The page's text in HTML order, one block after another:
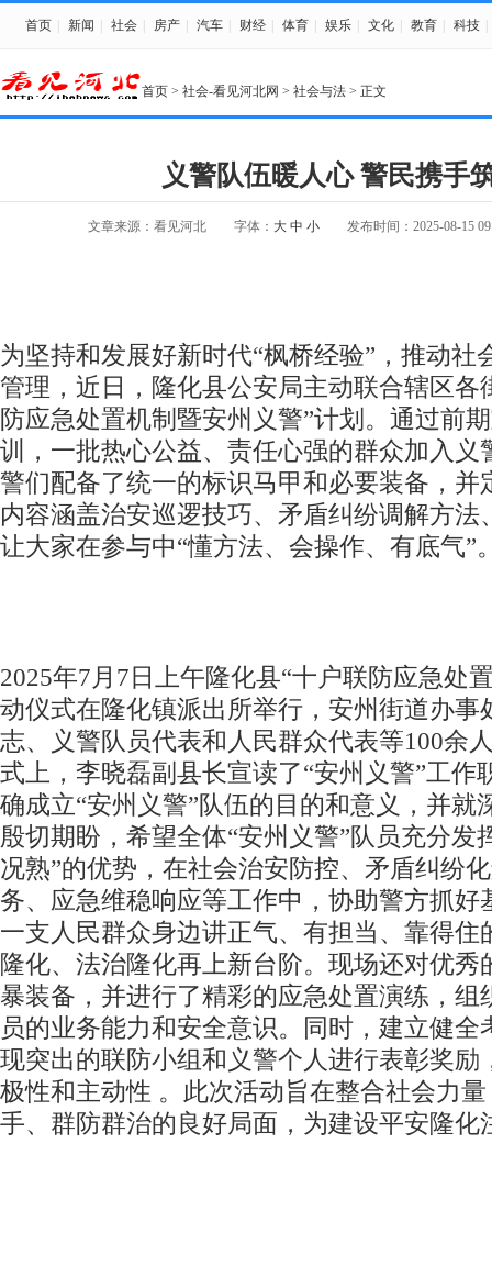
首页 新闻 社会 房产 汽车 财经 体育 娱乐 文化 教育 科技
首页 > 社会-看见河北网 > 社会与法 > 正文
义警队伍暖人心 警民携手
文章来源：看见河北 字体： 大 中 小 发布时间：2025-08-15
为坚持和发展好新时代“枫桥经验”，推动社
管理，近日，隆化县公安局主动联合辖区各
防应急处置机制暨安州义警”计划。通过前
训，一批热心公益、责任心强的群众加入义
警们配备了统一的标识马甲和必要装备，并
内容涵盖治安巡逻技巧、矛盾纠纷调解方法
让大家在参与中“懂方法、会操作、有底气”
2025年7月7日上午隆化县“十户联防应急处
动仪式在隆化镇派出所举行，安州街道办事
志、义警队员代表和人民群众代表等100余
式上，李晓磊副县长宣读了“安州义警”工作
确成立“安州义警”队伍的目的和意义，并就
殷切期盼，希望全体“安州义警”队员充分发
况熟”的优势，在社会治安防控、矛盾纠纷
务、应急维稳响应等工作中，协助警方抓好
一支人民群众身边讲正气、有担当、靠得住
隆化、法治隆化再上新台阶。现场还对优秀
暴装备，并进行了精彩的应急处置演练，组
员的业务能力和安全意识。同时，建立健全
现突出的联防小组和义警个人进行表彰奖励
极性和主动性 。此次活动旨在整合社会力
手、群防群治的良好局面，为建设平安隆化